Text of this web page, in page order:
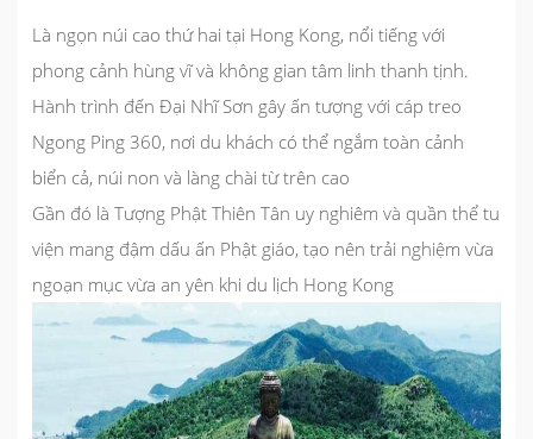
Là ngọn núi cao thứ hai tại Hong Kong, nổi tiếng với
phong cảnh hùng vĩ và không gian tâm linh thanh tịnh.
Hành trình đến Đại Nhĩ Sơn gây ấn tượng với cáp treo
Ngong Ping 360, nơi du khách có thể ngắm toàn cảnh
biển cả, núi non và làng chài từ trên cao
Gần đó là Tượng Phật Thiên Tân uy nghiêm và quần thể tu
viện mang đậm dấu ấn Phật giáo, tạo nên trải nghiệm vừa
ngoạn mục vừa an yên khi du lịch Hong Kong